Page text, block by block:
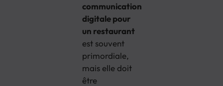
communication
digitale pour
un restaurant
est souvent
primordiale,
mais elle doit
être